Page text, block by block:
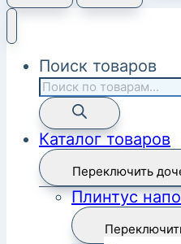
Поиск товаров
Каталог товаров
Переключить
Плинтус